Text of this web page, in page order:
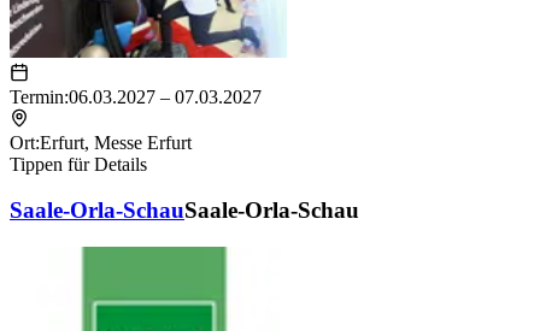
Termin:06.03.2027 – 07.03.2027
Ort:Erfurt, Messe Erfurt
Tippen für Details
Saale-Orla-SchauSaale-Orla-Schau